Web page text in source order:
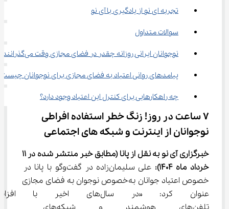
تجربه ای نو از یادگیری با آی نو
سوالات متداول
نوجوانان ایرانی روزانه چقدر در فضای مجازی وقت می‌گذرانند؟
پیامدهای روانی اعتیاد به فضای مجازی برای نوجوانان
چه راهکارهایی برای کنترل این اعتیاد وجود دارد؟
۷ ساعت در روز! زنگ خطر استفاده افراطی
نوجوانان از اینترنت و شبکه های اجتماعی
خرداد ماه 1404):
علی سلیمان‌زاده در گفت‌وگو با پانا در
خصوص اعتیاد جوانان به‌خصوص نوجوان به فضای مجازی
عنوان کرد: «در سال‌های